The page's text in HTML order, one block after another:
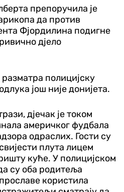
препоручила је
да против
Фјордилина подигне
дјело
полицијску
још није донијета.
дјечак је током
америчког фудбала
одраслих. Гости су
плута лицем
куће. У полицијском
су оба родитеља
користила